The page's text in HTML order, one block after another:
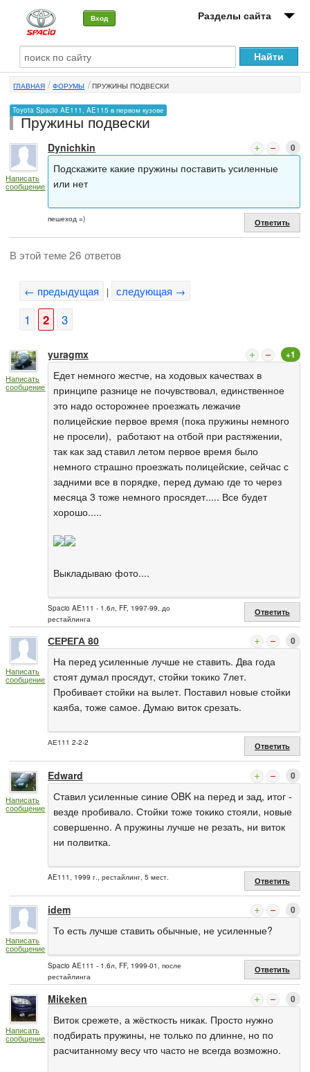
Вход Разделы сайта
О машине
Автоклуб
Форумы
Сервисы и услуги
Новости
ГЛАВНАЯ ФОРУМЫ ПРУЖИНЫ ПОДВЕСКИ
Toyota Spacio AE111, AE115 в первом кузове
Пружины подвески
Написать
сообщение
Dynichkin 0
Подскажите какие пружины поставить усиленные
или нет
пешеход =) Ответить
В этой теме 26 ответов
← предыдущая | следующая →
1 2 3
Написать
сообщение
yuragmx +1
Едет немного жестче, на ходовых качествах в
принципе разнице не почувствовал, единственное
это надо осторожнее проезжать лежачие
полицейские первое время (пока пружины немного
не просели), работают на отбой при растяжении,
так как зад ставил летом первое время было
немного страшно проезжать полицейские, сейчас с
задними все в порядке, перед думаю где то через
месяца 3 тоже немного просядет..... Все будет
хорошо.....
Выкладываю фото....
Spacio AE111 - 1.6л, FF, 1997-99, до
рестайлинга
Ответить
Написать
сообщение
СЕРЕГА 80 0
На перед усиленные лучше не ставить. Два года
стоят думал просядут, стойки токико 7лет.
Пробивает стойки на вылет. Поставил новые стойки
каяба, тоже самое. Думаю виток срезать.
АЕ111 2-2-2 Ответить
Написать
сообщение
Edward 0
Ставил усиленные синие OBK на перед и зад, итог -
везде пробивало. Стойки тоже токико стояли, новые
совершенно. А пружины лучше не резать, ни виток
ни полвитка.
AE111, 1999 г., рестайлинг, 5 мест. Ответить
Написать
сообщение
idem 0
То есть лучше ставить обычные, не усиленные?
Spacio AE111 - 1.6л, FF, 1999-01, после
рестайлинга
Ответить
Написать
сообщение
Mikeken 0
Виток срежете, а жёсткость никак. Просто нужно
подбирать пружины, не только по длинне, но по
расчитанному весу что часто не всегда возможно.